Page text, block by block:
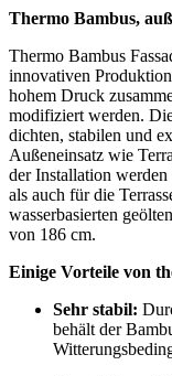
Thermo Bambus,
Thermo Bambus
innovativen
hohem Druck
modifiziert werden.
dichten, stabilen und
Außeneinsatz wie
der Installation
als auch für die
wasserbasierten
von 186 cm.
Einige Vorteile von
Sehr stabil:
behält der